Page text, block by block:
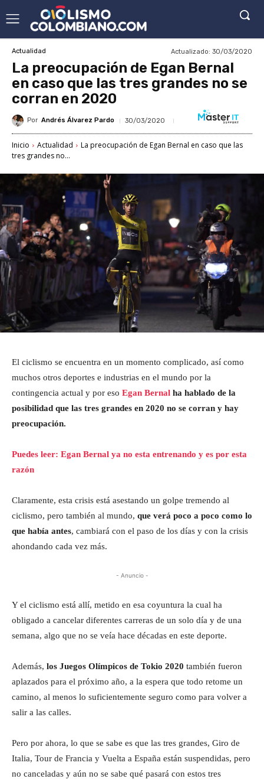
Actualidad Actualizado: 30/03/2020
La preocupación de Egan Bernal
en caso que las tres grandes no se
corran en 2020
Por Andrés Álvarez Pardo 30/03/2020
Inicio Actualidad
La preocupación de Egan Bernal en caso que las
tres grandes no...
El ciclismo se encuentra en un momento complicado, así como
muchos otros deportes e industrias en el mundo por la
contingencia actual y por eso Egan Bernal ha hablado de la
posibilidad que las tres grandes en 2020 no se corran y hay
preocupación.
Puedes leer: Egan Bernal ya no esta entrenando y es por esta
razón
Claramente, esta crisis está asestando un golpe tremendo al
ciclismo, pero también al mundo, que verá poco a poco como lo
que había antes, cambiará con el paso de los días y con la crisis
ahondando cada vez más.
- Anuncio -
Y el ciclismo está allí, metido en esa coyuntura la cual ha
obligado a cancelar diferentes carreras de un solo día y de una
semana, algo que no se veía hace décadas en este deporte.
Además, los Juegos Olímpicos de Tokio 2020 también fueron
aplazados para el próximo año, a la espera que todo retome un
camino, al menos lo suficientemente seguro como para volver a
salir a las calles.
Pero por ahora, lo que se sabe es que las tres grandes, Giro de
Italia, Tour de Francia y Vuelta a España están suspendidas, pero
no canceladas y aún no se sabe qué pasará con estos tres